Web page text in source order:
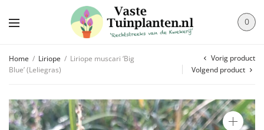
0
Home / Liriope / Liriope muscari ‘Big
Blue’ (Leliegras)
Vorig product
Volgend product